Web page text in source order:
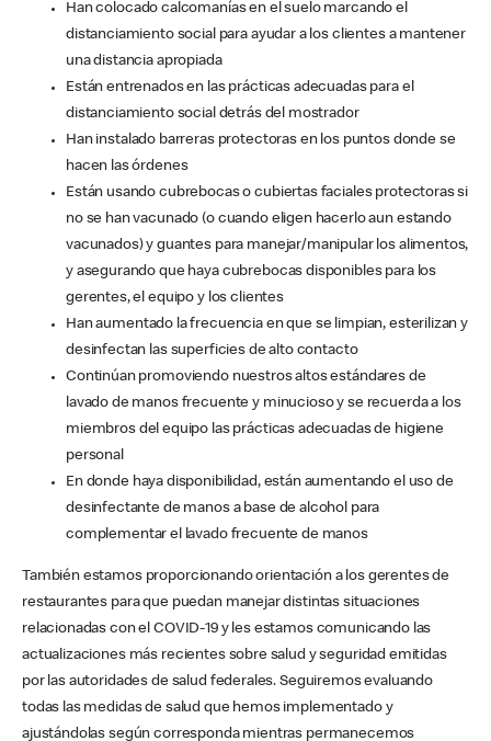
Han colocado calcomanías en el suelo marcando el
distanciamiento social para ayudar a los clientes a mantener
una distancia apropiada
Están entrenados en las prácticas adecuadas para el
distanciamiento social detrás del mostrador
Han instalado barreras protectoras en los puntos donde se
hacen las órdenes
Están usando cubrebocas o cubiertas faciales protectoras si
no se han vacunado (o cuando eligen hacerlo aun estando
vacunados) y guantes para manejar/manipular los alimentos,
y asegurando que haya cubrebocas disponibles para los
gerentes, el equipo y los clientes
Han aumentado la frecuencia en que se limpian, esterilizan y
desinfectan las superficies de alto contacto
Continúan promoviendo nuestros altos estándares de
lavado de manos frecuente y minucioso y se recuerda a los
miembros del equipo las prácticas adecuadas de higiene
personal
En donde haya disponibilidad, están aumentando el uso de
desinfectante de manos a base de alcohol para
complementar el lavado frecuente de manos
También estamos proporcionando orientación a los gerentes de
restaurantes para que puedan manejar distintas situaciones
relacionadas con el COVID-19 y les estamos comunicando las
actualizaciones más recientes sobre salud y seguridad emitidas
por las autoridades de salud federales. Seguiremos evaluando
todas las medidas de salud que hemos implementado y
ajustándolas según corresponda mientras permanecemos